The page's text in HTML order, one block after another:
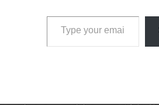
Type your email…